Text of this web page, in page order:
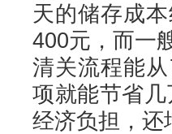
天的储存成
400元，而一
清关流程能
项就能节省
经济负担，还